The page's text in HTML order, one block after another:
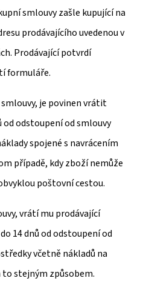
smlouvy zašle kupující na
prodávajícího uvedenou v
Prodávající potvrdí
formuláře.
je povinen vrátit
od odstoupení od smlouvy
spojené s navrácením
případě, kdy zboží nemůže
poštovní cestou.
vrátí mu prodávající
14 dnů od odstoupení od
včetně nákladů na
stejným způsobem.